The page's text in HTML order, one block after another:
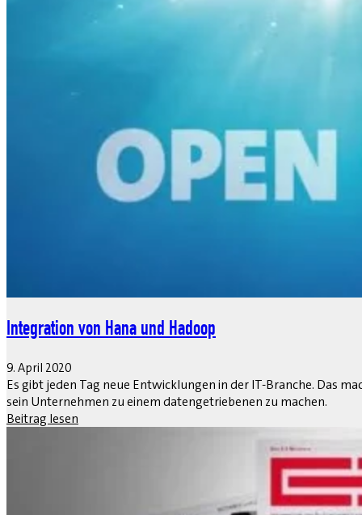
Integration von Hana und Hadoop
9. April 2020
Es gibt jeden Tag neue Entwicklungen in der IT-Branche. Das
sein Unternehmen zu einem datengetriebenen zu machen.
Beitrag lesen